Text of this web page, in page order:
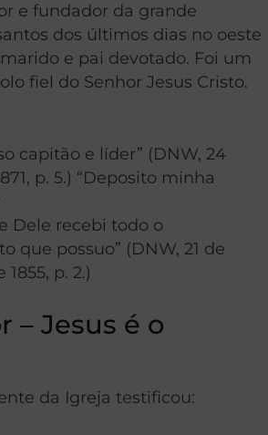
e fundador da grande
dos últimos dias no oeste
e pai devotado. Foi um
fiel do Senhor Jesus Cristo.
capitão e líder” (DNW, 24
p. 5.) “Deposito minha
Dele recebi todo o
que possuo” (DNW, 21 de
p. 2.)
– Jesus é o
da Igreja testificou: